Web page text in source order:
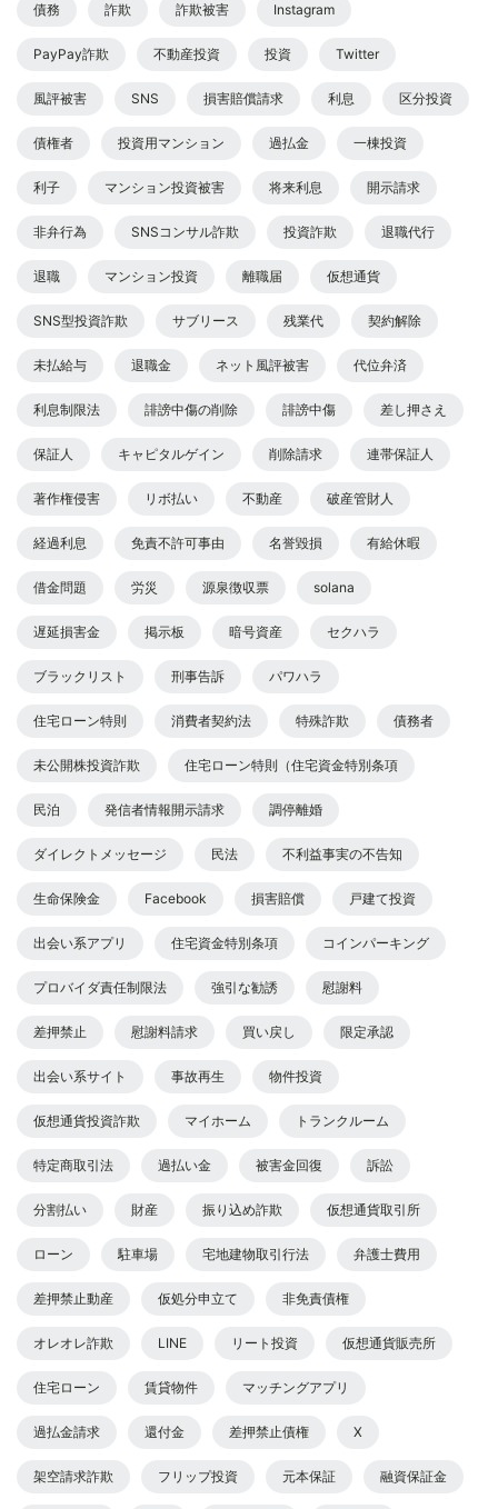
債務 詐欺 詐欺被害 Instagram
PayPay詐欺 不動産投資 投資 Twitter
風評被害 SNS 損害賠償請求 利息 区分投資
債権者 投資用マンション 過払金 一棟投資
利子 マンション投資被害 将来利息 開示請求
非弁行為 SNSコンサル詐欺 投資詐欺 退職代行
退職 マンション投資 離職届 仮想通貨
SNS型投資詐欺 サブリース 残業代 契約解除
未払給与 退職金 ネット風評被害 代位弁済
利息制限法 誹謗中傷の削除 誹謗中傷 差し押さえ
保証人 キャピタルゲイン 削除請求 連帯保証人
著作権侵害 リボ払い 不動産 破産管財人
経過利息 免責不許可事由 名誉毀損 有給休暇
借金問題 労災 源泉徴収票 solana
遅延損害金 掲示板 暗号資産 セクハラ
ブラックリスト 刑事告訴 パワハラ
住宅ローン特則 消費者契約法 特殊詐欺 債務者
未公開株投資詐欺 住宅ローン特則（住宅資金特別条項
民泊 発信者情報開示請求 調停離婚
ダイレクトメッセージ 民法 不利益事実の不告知
生命保険金 Facebook 損害賠償 戸建て投資
出会い系アプリ 住宅資金特別条項 コインパーキング
プロバイダ責任制限法 強引な勧誘 慰謝料
差押禁止 慰謝料請求 買い戻し 限定承認
出会い系サイト 事故再生 物件投資
仮想通貨投資詐欺 マイホーム トランクルーム
特定商取引法 過払い金 被害金回復 訴訟
分割払い 財産 振り込め詐欺 仮想通貨取引所
ローン 駐車場 宅地建物取引行法 弁護士費用
差押禁止動産 仮処分申立て 非免責債権
オレオレ詐欺 LINE リート投資 仮想通貨販売所
住宅ローン 賃貸物件 マッチングアプリ
過払金請求 還付金 差押禁止債権 X
架空請求詐欺 フリップ投資 元本保証 融資保証金